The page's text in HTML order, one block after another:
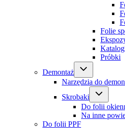
Folie
Próbki
Demontaż
Narzędzia do
Skrobaki
Do folii
Na inne
Do folii PPF